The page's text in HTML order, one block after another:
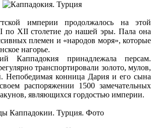
империи продолжалось на этой
по XII столетие до нашей эры. Пала она
племен и «народов моря», которые
нагорье.
Каппадокия принадлежала персам.
транспортировали золото, мулов,
Непобедимая конница Дария и его сына
распоряжении 1500 замечательных
являющихся гордостью империи.